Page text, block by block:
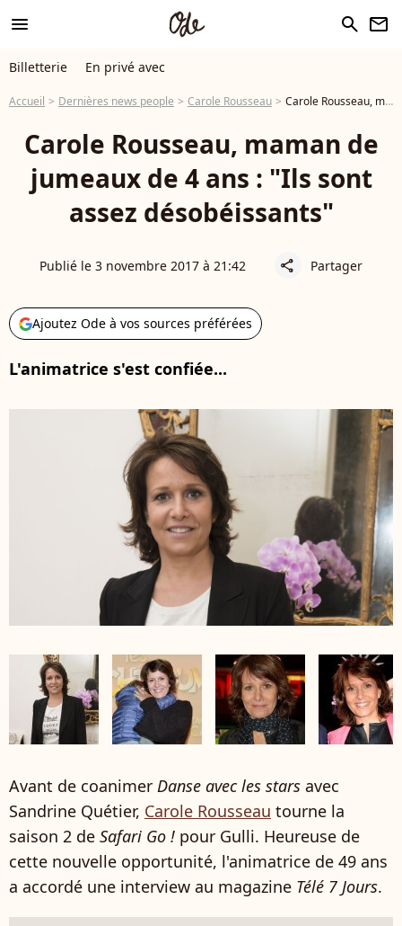
menu search newsletter
Billetterie En privé avec
Accueil Dernières news people Carole Rousseau Carole Rousseau, maman de jumeaux de 4 ans : "Ils sont assez désobéissants"
Carole Rousseau, maman de
jumeaux de 4 ans : "Ils sont
assez désobéissants"
Publié le 3 novembre 2017 à 21:42 share Partager
Ajoutez Ode à vos sources préférées
L'animatrice s'est confiée...
Avant de coanimer Danse avec les stars avec
Sandrine Quétier, Carole Rousseau tourne la
saison 2 de Safari Go ! pour Gulli. Heureuse de
cette nouvelle opportunité, l'animatrice de 49 ans
a accordé une interview au magazine Télé 7 Jours.